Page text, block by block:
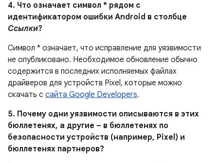
4. Что означает символ * рядом с
идентификатором ошибки Android в столбце
Ссылки?
Символ * означает, что исправление для уязвимости
не опубликовано. Необходимое обновление обычно
содержится в последних исполняемых файлах
драйверов для устройств Pixel, которые можно
скачать с сайта Google Developers.
5. Почему одни уязвимости описываются в этих
бюллетенях, а другие – в бюллетенях по
безопасности устройств (например, Pixel) и
бюллетенях партнеров?